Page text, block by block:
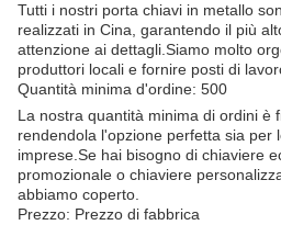
Tutti i nostri porta chiavi in metallo
realizzati in Cina, garantendo il più
attenzione ai dettagli.Siamo molto
produttori locali e fornire posti di
Quantità minima d'ordine: 500
La nostra quantità minima di ordini è
rendendola l'opzione perfetta sia per
imprese.Se hai bisogno di chiaviere
promozionale o chiaviere
abbiamo coperto.
Prezzo: Prezzo di fabbrica